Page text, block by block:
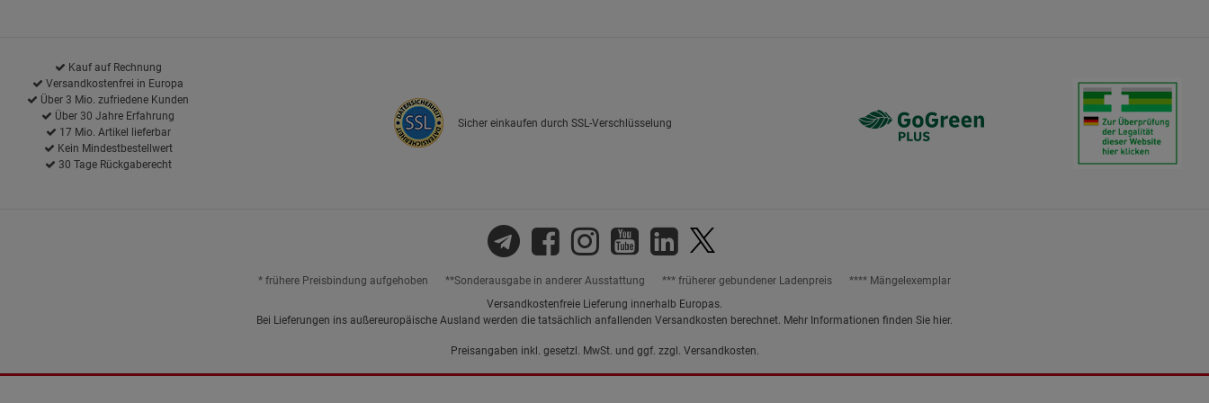
Kauf auf Rechnung
Versandkostenfrei in Europa
Über 3 Mio. zufriedene Kunden
Über 30 Jahre Erfahrung
17 Mio. Artikel lieferbar
Kein Mindestbestellwert
30 Tage Rückgaberecht
Sicher einkaufen durch SSL-Verschlüsselung
* frühere Preisbindung aufgehoben **Sonderausgabe in anderer Ausstattung *** früherer gebundener Ladenpreis
**** Mängelexemplar
Versandkostenfreie Lieferung innerhalb Europas.
Bei Lieferungen ins außereuropäische Ausland werden die tatsächlich anfallenden Versandkosten berechnet. Mehr Informationen finden Sie hier.
Preisangaben inkl. gesetzl. MwSt. und ggf. zzgl. Versandkosten.